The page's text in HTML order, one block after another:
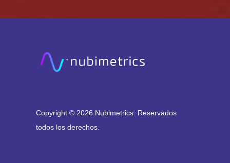
Copyright © 2026 Nubimetrics. Reservados
todos los derechos.